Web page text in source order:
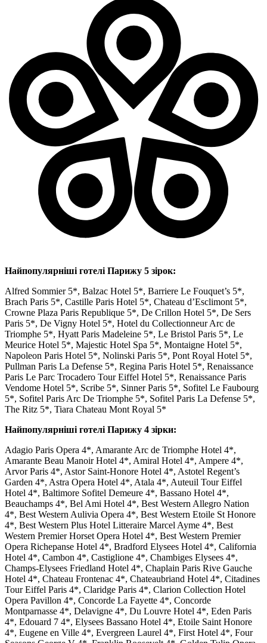
Найпопулярніші готелі Парижу 5 зірок:
Alfred Sommier 5*, Balzac Hotel 5*, Barriere Le Fouquet’s 5*,
Brach Paris 5*, Castille Paris Hotel 5*, Chateau d’Esclimont 5*,
Crowne Plaza Paris Republique 5*, De Crillon Hotel 5*, De Sers
Paris 5*, De Vigny Hotel 5*, Hotel du Collectionneur Arc de
Triomphe 5*, Hyatt Paris Madeleine 5*, Le Bristol Paris 5*, Le
Meurice Hotel 5*, Majestic Hotel Spa 5*, Montaigne Hotel 5*,
Napoleon Paris Hotel 5*, Nolinski Paris 5*, Pont Royal Hotel 5*,
Pullman Paris La Defense 5*, Regina Paris Hotel 5*, Renaissance
Paris Le Parc Trocadero Tour Eiffel Hotel 5*, Renaissance Paris
Vendome Hotel 5*, Scribe 5*, Sinner Paris 5*, Sofitel Le Faubourg
5*, Sofitel Paris Arc De Triomphe 5*, Sofitel Paris La Defense 5*,
The Ritz 5*, Tiara Chateau Mont Royal 5*
Найпопулярніші готелі Парижу 4 зірки:
Adagio Paris Opera 4*, Amarante Arc de Triomphe Hotel 4*,
Amarante Beau Manoir Hotel 4*, Amiral Hotel 4*, Ampere 4*,
Arvor Paris 4*, Astor Saint-Honore Hotel 4*, Astotel Regent’s
Garden 4*, Astra Opera Hotel 4*, Atala 4*, Auteuil Tour Eiffel
Hotel 4*, Baltimore Sofitel Demeure 4*, Bassano Hotel 4*,
Beauchamps 4*, Bel Ami Hotel 4*, Best Western Allegro Nation
4*, Best Western Aulivia Opera 4*, Best Western Etoile St Honore
4*, Best Western Plus Hotel Litteraire Marcel Ayme 4*, Best
Western Premier Horset Opera Hotel 4*, Best Western Premier
Opera Richepanse Hotel 4*, Bradford Elysees Hotel 4*, California
Hotel 4*, Cambon 4*, Castiglione 4*, Chambiges Elysees 4*,
Champs-Elysees Friedland Hotel 4*, Chaplain Paris Rive Gauche
Hotel 4*, Chateau Frontenac 4*, Chateaubriand Hotel 4*, Citadines
Tour Eiffel Paris 4*, Claridge Paris 4*, Clarion Collection Hotel
Opera Pavillon 4*, Concorde La Fayette 4*, Concorde
Montparnasse 4*, Delavigne 4*, Du Louvre Hotel 4*, Eden Paris
4*, Edouard 7 4*, Elysees Bassano Hotel 4*, Etoile Saint Honore
4*, Eugene en Ville 4*, Evergreen Laurel 4*, First Hotel 4*, Four